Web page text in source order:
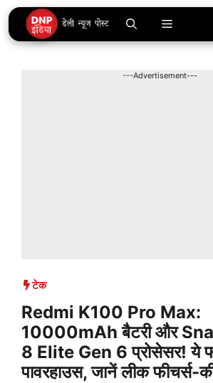
Skip
to
content
Menu
---Advertisement---
टेक
Redmi K100 Pro Max:
10000mAh बैटरी और
8 Elite Gen 6 प्रोसेसर! ये
पावरहाउस, जानें लीक फीचर्स-